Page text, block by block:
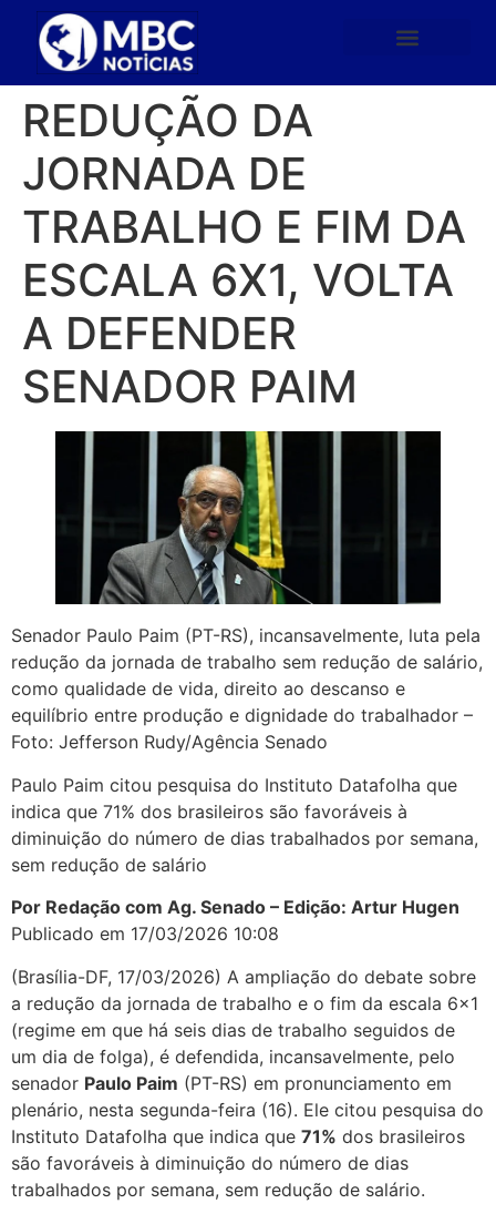
REDUÇÃO DA
JORNADA DE
TRABALHO E FIM DA
ESCALA 6X1, VOLTA
A DEFENDER
SENADOR PAIM
Senador Paulo Paim (PT-RS), incansavelmente, luta pela
redução da jornada de trabalho sem redução de salário,
como qualidade de vida, direito ao descanso e
equilíbrio entre produção e dignidade do trabalhador –
Foto: Jefferson Rudy/Agência Senado
Paulo Paim citou pesquisa do Instituto Datafolha que
indica que 71% dos brasileiros são favoráveis à
diminuição do número de dias trabalhados por semana,
sem redução de salário
Por Redação com Ag. Senado – Edição: Artur Hugen
Publicado em 17/03/2026 10:08
(Brasília-DF, 17/03/2026) A ampliação do debate sobre
a redução da jornada de trabalho e o fim da escala 6×1
(regime em que há seis dias de trabalho seguidos de
um dia de folga), é defendida, incansavelmente, pelo
senador Paulo Paim (PT-RS) em pronunciamento em
plenário, nesta segunda-feira (16). Ele citou pesquisa do
Instituto Datafolha que indica que 71% dos brasileiros
são favoráveis à diminuição do número de dias
trabalhados por semana, sem redução de salário.